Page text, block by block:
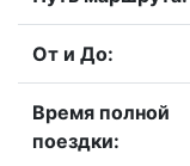
От и До:
Время полной
поездки: